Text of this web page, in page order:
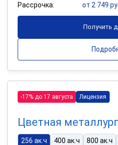
Рассрочка:
от 2 749
Получить
-17% до 17 августа Лицензия
Цветная
256 ак.ч 400 ак.ч 800 ак.ч